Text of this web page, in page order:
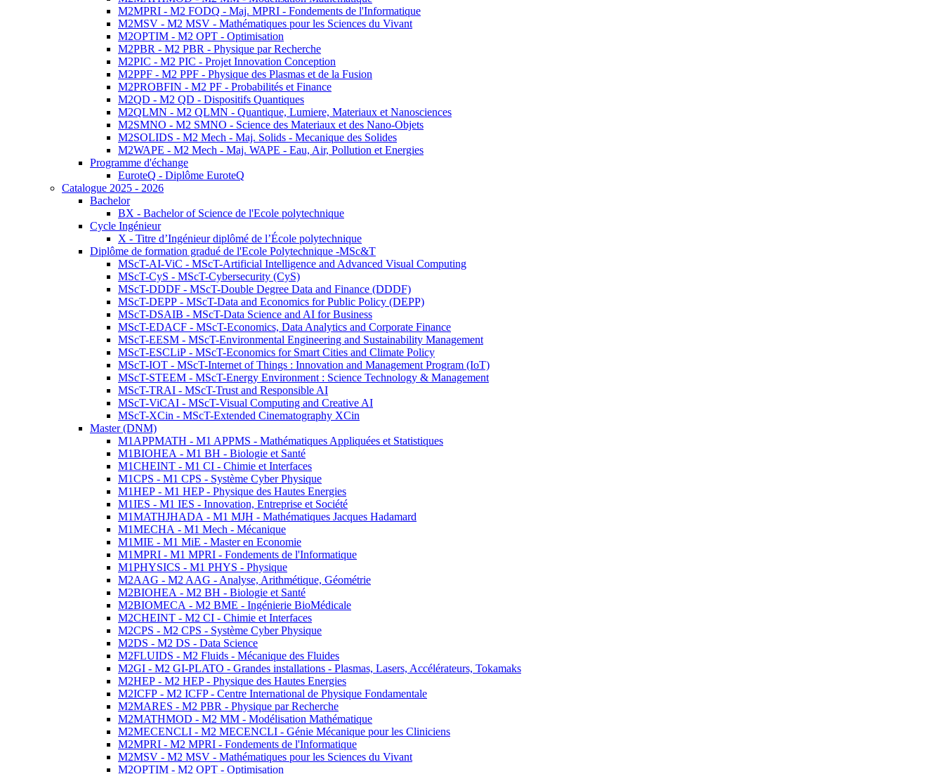
M2MPRI - M2 FODQ - Maj. MPRI - Fondements de l'Informatique
M2MSV - M2 MSV - Mathématiques pour les Sciences du Vivant
M2OPTIM - M2 OPT - Optimisation
M2PBR - M2 PBR - Physique par Recherche
M2PIC - M2 PIC - Projet Innovation Conception
M2PPF - M2 PPF - Physique des Plasmas et de la Fusion
M2PROBFIN - M2 PF - Probabilités et Finance
M2QD - M2 QD - Dispositifs Quantiques
M2QLMN - M2 QLMN - Quantique, Lumiere, Materiaux et Nanosciences
M2SMNO - M2 SMNO - Science des Materiaux et des Nano-Objets
M2SOLIDS - M2 Mech - Maj. Solids - Mecanique des Solides
M2WAPE - M2 Mech - Maj. WAPE - Eau, Air, Pollution et Energies
Programme d'échange
EuroteQ - Diplôme EuroteQ
Catalogue 2025 - 2026
Bachelor
BX - Bachelor of Science de l'Ecole polytechnique
Cycle Ingénieur
X - Titre d’Ingénieur diplômé de l’École polytechnique
Diplôme de formation gradué de l'Ecole Polytechnique -MSc&T
MScT-AI-ViC - MScT-Artificial Intelligence and Advanced Visual Computing
MScT-CyS - MScT-Cybersecurity (CyS)
MScT-DDDF - MScT-Double Degree Data and Finance (DDDF)
MScT-DEPP - MScT-Data and Economics for Public Policy (DEPP)
MScT-DSAIB - MScT-Data Science and AI for Business
MScT-EDACF - MScT-Economics, Data Analytics and Corporate Finance
MScT-EESM - MScT-Environmental Engineering and Sustainability Management
MScT-ESCLiP - MScT-Economics for Smart Cities and Climate Policy
MScT-IOT - MScT-Internet of Things : Innovation and Management Program (IoT)
MScT-STEEM - MScT-Energy Environment : Science Technology & Management
MScT-TRAI - MScT-Trust and Responsible AI
MScT-ViCAI - MScT-Visual Computing and Creative AI
MScT-XCin - MScT-Extended Cinematography XCin
Master (DNM)
M1APPMATH - M1 APPMS - Mathématiques Appliquées et Statistiques
M1BIOHEA - M1 BH - Biologie et Santé
M1CHEINT - M1 CI - Chimie et Interfaces
M1CPS - M1 CPS - Système Cyber Physique
M1HEP - M1 HEP - Physique des Hautes Energies
M1IES - M1 IES - Innovation, Entreprise et Société
M1MATHJHADA - M1 MJH - Mathématiques Jacques Hadamard
M1MECHA - M1 Mech - Mécanique
M1MIE - M1 MiE - Master en Economie
M1MPRI - M1 MPRI - Fondements de l'Informatique
M1PHYSICS - M1 PHYS - Physique
M2AAG - M2 AAG - Analyse, Arithmétique, Géométrie
M2BIOHEA - M2 BH - Biologie et Santé
M2BIOMECA - M2 BME - Ingénierie BioMédicale
M2CHEINT - M2 CI - Chimie et Interfaces
M2CPS - M2 CPS - Système Cyber Physique
M2DS - M2 DS - Data Science
M2FLUIDS - M2 Fluids - Mécanique des Fluides
M2GI - M2 GI-PLATO - Grandes installations - Plasmas, Lasers, Accélérateurs, Tokamaks
M2HEP - M2 HEP - Physique des Hautes Energies
M2ICFP - M2 ICFP - Centre International de Physique Fondamentale
M2MARES - M2 PBR - Physique par Recherche
M2MATHMOD - M2 MM - Modélisation Mathématique
M2MECENCLI - M2 MECENCLI - Génie Mécanique pour les Cliniciens
M2MPRI - M2 MPRI - Fondements de l'Informatique
M2MSV - M2 MSV - Mathématiques pour les Sciences du Vivant
M2OPTIM - M2 OPT - Optimisation